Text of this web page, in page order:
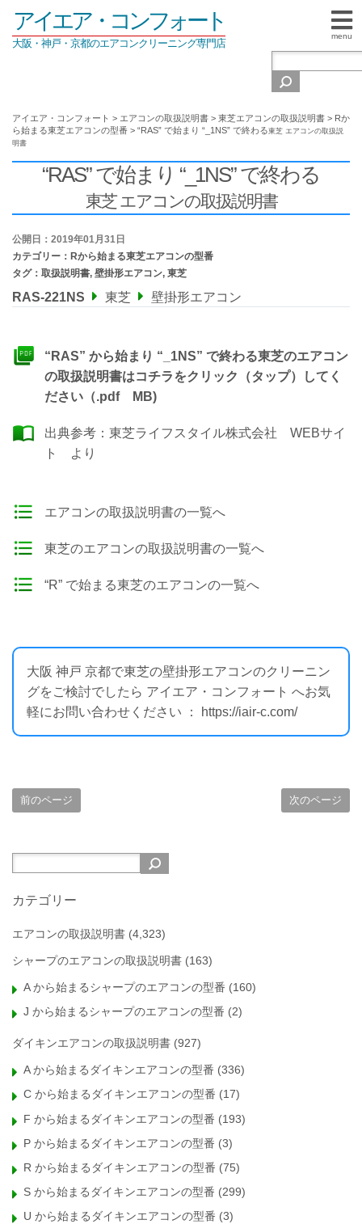
menu
アイエア・コンフォート
大阪・神戸・京都のエアコンクリーニング専門店
アイエア・コンフォート > エアコンの取扱説明書 > 東芝エアコンの取扱説明書 > Rか
ら始まる東芝エアコンの型番 > “RAS” で始まり “_1NS” で終わる東芝 エアコンの取扱説
明書
“RAS” で始まり “_1NS” で終わる
東芝 エアコンの取扱説明書
公開日：2019年01月31日
カテゴリー： Rから始まる東芝エアコンの型番
タグ： 取扱説明書, 壁掛形エアコン, 東芝
RAS-221NS 東芝 壁掛形エアコン
“RAS” から始まり “_1NS” で終わる東芝のエアコン
の取扱説明書はコチラをクリック（タップ）してく
ださい（.pdf MB)
出典参考： 東芝ライフスタイル株式会社 WEBサイ
ト
より
エアコンの取扱説明書の一覧へ
東芝のエアコンの取扱説明書の一覧へ
“R” で始まる東芝のエアコンの一覧へ
大阪 神戸 京都で東芝の壁掛形エアコンのクリーニン
グをご検討でしたら アイエア・コンフォート へお気
軽にお問い合わせください ： https://iair-c.com/
前のページ 次のページ
カテゴリー
エアコンの取扱説明書 (4,323)
シャープのエアコンの取扱説明書 (163)
A から始まるシャープのエアコンの型番 (160)
J から始まるシャープのエアコンの型番 (2)
ダイキンエアコンの取扱説明書 (927)
A から始まるダイキンエアコンの型番 (336)
C から始まるダイキンエアコンの型番 (17)
F から始まるダイキンエアコンの型番 (193)
P から始まるダイキンエアコンの型番 (3)
R から始まるダイキンエアコンの型番 (75)
S から始まるダイキンエアコンの型番 (299)
U から始まるダイキンエアコンの型番 (3)